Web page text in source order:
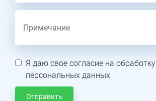
Я даю свое согласие на
персональных данных
Отправить